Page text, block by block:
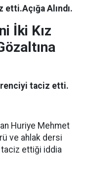
Alındı.
İki Kız
taciz etti.
Huriye Mehmet
ve ahlak dersi
taciz ettiği iddia